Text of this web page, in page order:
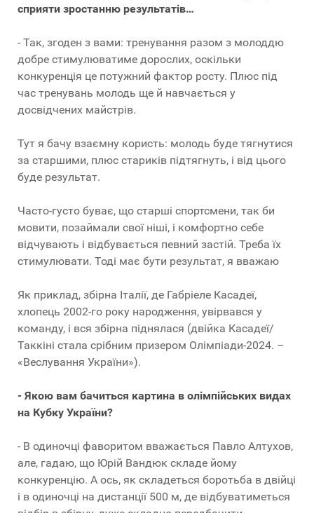
сприяти зростанню результатів…
- Так, згоден з вами: тренування разом з молоддю
добре стимулюватиме дорослих, оскільки
конкуренція це потужний фактор росту. Плюс під
час тренувань молодь ще й навчається у
досвідчених майстрів.
Тут я бачу взаємну користь: молодь буде тягнутися
за старшими, плюс стариків підтягнуть, і від цього
буде результат.
Часто-густо буває, що старші спортсмени, так би
мовити, позаймали свої ніші, і комфортно себе
відчувають і відбувається певний застій. Треба їх
стимулювати. Тоді має бути результат, я вважаю
Як приклад, збірна Італії, де Габріеле Касадеї,
хлопець 2002-го року народження, увірвався у
команду, і вся збірна піднялася (двійка Касадеї/
Таккіні стала срібним призером Олімпіади-2024. –
«Веслування України»).
- Якою вам бачиться картина в олімпійських видах
на Кубку України?
- В одиночці фаворитом вважається Павло Алтухов,
але, гадаю, що Юрій Вандюк складе йому
конкуренцію. А ось, як складеться боротьба в двійці
і в одиночці на дистанції 500 м, де відбуватиметься